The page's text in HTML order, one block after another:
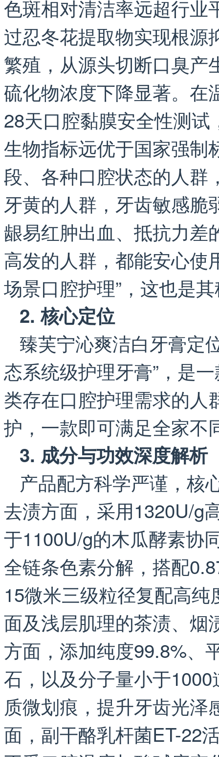
色斑相对清洁率远超行业
过忍冬花提取物实现根源
繁殖，从源头切断口臭产
硫化物浓度下降显著。在
28天口腔黏膜安全性测
生物指标远优于国家强制
段、各种口腔状态的人群
牙黄的人群，牙齿敏感
龈易红肿出血、抵抗力差
高发的人群，都能安心使
场景口腔护理”，这也是
2. 核心定位
臻芙宁沁爽洁白牙膏定
态系统级护理牙膏”，是
类存在口腔护理需求的人
护，一款即可满足全家不
3. 成分与功效深度解析
产品配方科学严谨，核
去渍方面，采用1320U/g
于1100U/g的木瓜酵素协
全链条色素分解，搭配
15微米三级粒径复配高
面及浅层肌理的茶渍、烟
方面，添加纯度99.8%、
石，以及分子量小于
质微划痕，提升牙齿光
面，副干酪乳杆菌ET-22